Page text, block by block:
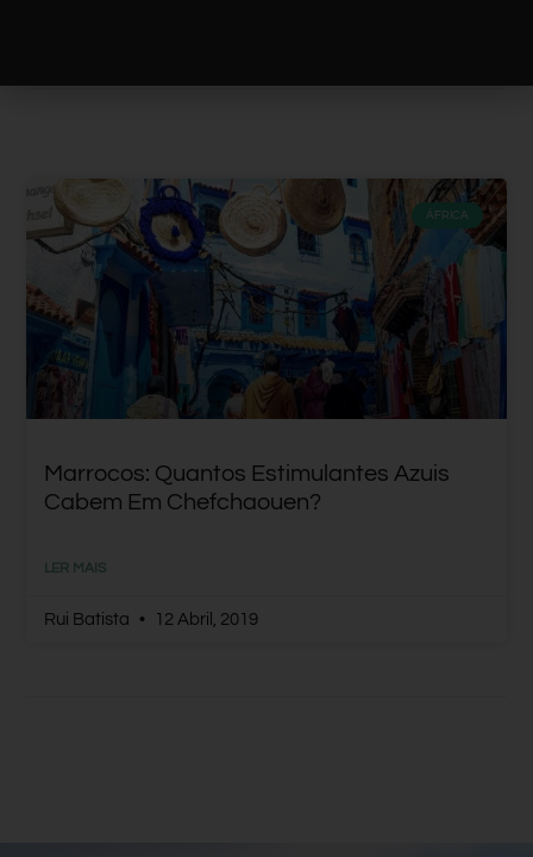
ÁFRICA
Marrocos: Quantos Estimulantes Azuis
Cabem Em Chefchaouen?
LER MAIS
Rui Batista 12 Abril, 2019